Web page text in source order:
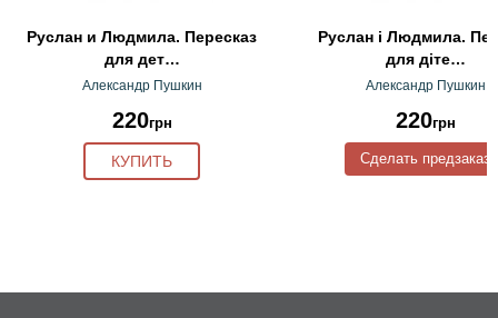
Руслан и Людмила. Пересказ
для дет…
Александр Пушкин
220грн
КУПИТЬ
Руслан і Людмила.
для діте…
Александр Пушкин
220грн
Сделать предзаказ